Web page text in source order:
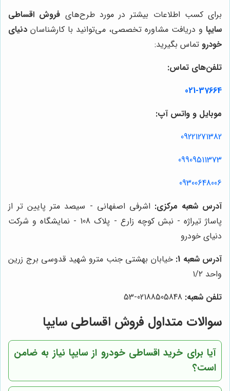
برای کسب اطلاعات بیشتر در مورد طرح‌های فروش اقساطی
سایپا و دریافت مشاوره تخصصی، می‌توانید با کارشناسان دنیای
خودرو تماس بگیرید:
تلفن‌های تماس:
021-37664
موبایل و واتس آپ:
09221271382
09909511373
09300648006
آدرس شعبه مرکزی: اشرفی اصفهانی - سیصد متر پایین تر از
پاساژ تیراژه - نبش کوچه زارع - پلاک 108 - نمایشگاه و شرکت
دنیای خودرو
آدرس شعبه 1:
خیابان بهشتی جنب مترو شهید قدوسی برج زرین
واحد ۱/۲
تلفن شعبه:
سوالات متداول فروش اقساطی سایپا
آیا برای خرید اقساطی خودرو از سایپا نیاز به ضامن
است؟